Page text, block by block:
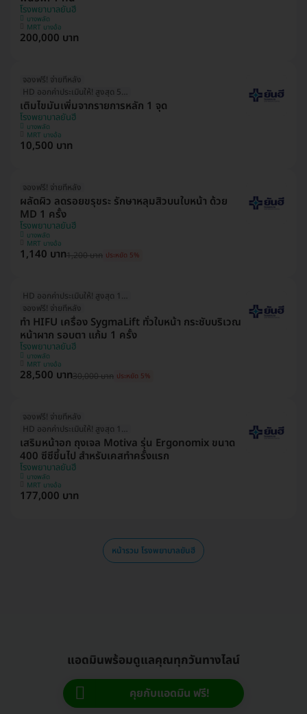
โรงพยาบาลยันฮี
บางพลัด
MRT บางอ้อ
200,000 บาท
จองฟรี! จ่ายทีหลัง
HD ออกค่าประเมินให้! สูงสุด 500 บ.
เติมไขมันเพิ่มจากรายการหลัก 1 จุด
โรงพยาบาลยันฮี
บางพลัด
MRT บางอ้อ
10,500 บาท
จองฟรี! จ่ายทีหลัง
ผลัดผิว ลดรอยขรุขระ รักษาหลุมสิวบนใบหน้า ด้วย
MD 1 ครั้ง
โรงพยาบาลยันฮี
บางพลัด
MRT บางอ้อ
1,140 บาท1,200 บาท ประหยัด 5%
HD ออกค่าประเมินให้! สูงสุด 1000 บ.
จองฟรี! จ่ายทีหลัง
ทำ HIFU เครื่อง SygmaLift ทั่วใบหน้า กระชับบริเวณ
หน้าผาก รอบตา แก้ม 1 ครั้ง
โรงพยาบาลยันฮี
บางพลัด
MRT บางอ้อ
28,500 บาท30,000 บาท ประหยัด 5%
จองฟรี! จ่ายทีหลัง
HD ออกค่าประเมินให้! สูงสุด 1500 บ.
เสริมหน้าอก ถุงเจล Motiva รุ่น Ergonomix ขนาด
400 ซีซีขึ้นไป สำหรับเคสทำครั้งแรก
โรงพยาบาลยันฮี
บางพลัด
MRT บางอ้อ
177,000 บาท
หน้ารวม โรงพยาบาลยันฮี
แอดมินพร้อมดูแลคุณทุกวันทางไลน์
คุยกับแอดมิน ฟรี!